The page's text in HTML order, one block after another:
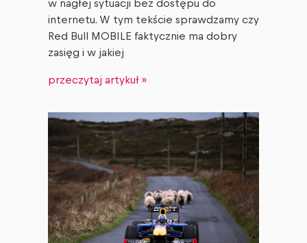
w nagłej sytuacji bez dostępu do
internetu. W tym tekście sprawdzamy czy
Red Bull MOBILE faktycznie ma dobry
zasięg i w jakiej
przeczytaj artykuł »